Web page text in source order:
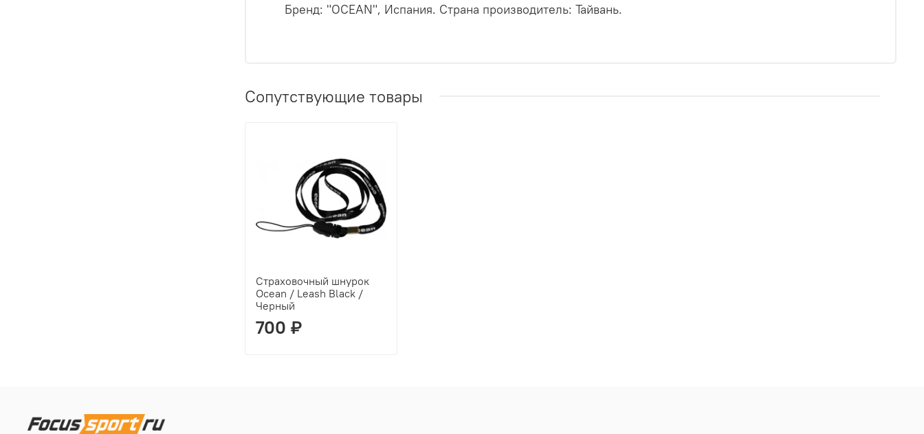
Бренд: "OCEAN", Испания. Страна производитель: Тайвань.
Сопутствующие товары
Страховочный шнурок
Ocean / Leash Black /
Черный
700 ₽